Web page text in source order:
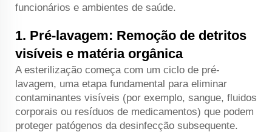
funcionários e ambientes de saúde.
1. Pré-lavagem: Remoção de detritos
visíveis e matéria orgânica
A esterilização começa com um ciclo de pré-
lavagem, uma etapa fundamental para eliminar
contaminantes visíveis (por exemplo, sangue, fluidos
corporais ou resíduos de medicamentos) que podem
proteger patógenos da desinfecção subsequente.